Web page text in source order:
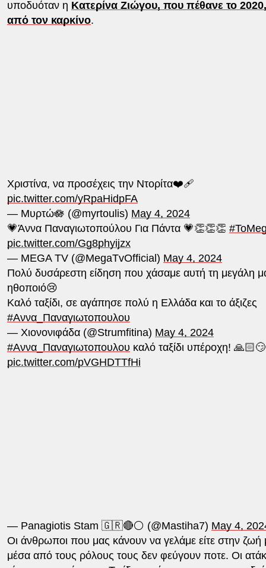
υποδυόταν η Κατερίνα Ζιώγου, που πέθανε το
από τον καρκίνο.
Χριστίνα, να προσέχεις την Ντορίτα❤️‍🩹
pic.twitter.com/yRpaHidpFA
— Μυρτώ🪷 (@myrtoulis) May 4, 2024
💗Άννα Παναγιωτοπούλου Για Πάντα 💗👏👏👏
pic.twitter.com/Gg8phyijzx
— MEGA TV (@MegaTvOfficial) May 4, 2024
Πολύ δυσάρεστη είδηση που χάσαμε αυτή τη μεγάλη
ηθοποιό😢
Καλό ταξίδι, σε αγάπησε πολύ η Ελλάδα και το άξιζες
#Αννα_Παναγιωτοπουλου
— Χιονονιφάδα (@Strumfitina) May 4, 2024
#Αννα_Παναγιωτοπουλου καλό ταξίδι υπέροχη!
pic.twitter.com/pVGHDTTfHi
— Panagiotis Stam 🇬🇷🔴⚪️ (@Mastiha7) May 4,
Οι άνθρωποι που μας κάνουν να γελάμε είτε στην ζωή
μέσα από τους ρόλους τους δεν φεύγουν ποτε. Οι